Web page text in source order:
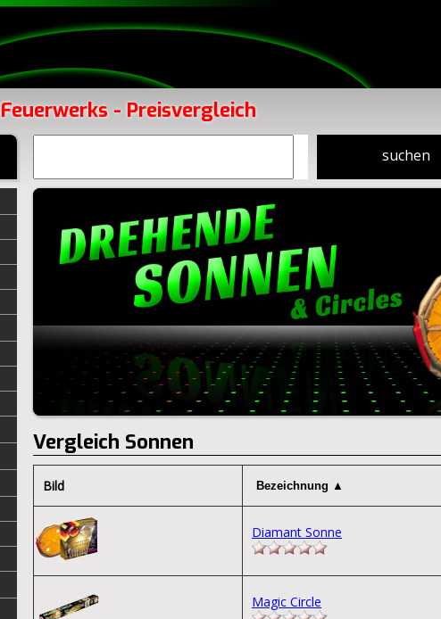
Feuerwerks - Preisvergleich
suchen
Vergleich Sonnen
Bild
Diamant Sonne
Magic Circle